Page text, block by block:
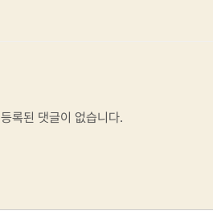
등록된 댓글이 없습니다.